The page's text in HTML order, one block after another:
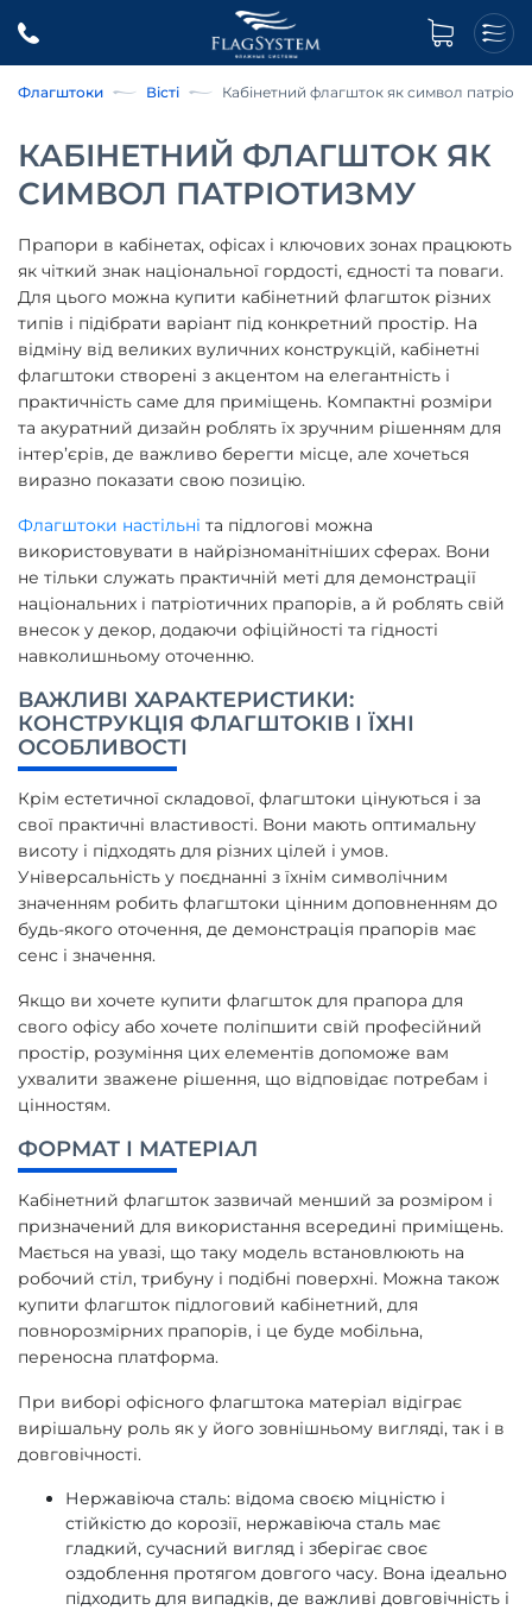
Флагштоки Вісті Кабінетний флагшток як символ
КАБІНЕТНИЙ ФЛАГШТОК ЯК
СИМВОЛ ПАТРІОТИЗМУ
Прапори в кабінетах, офісах і ключових зонах працюють
як чіткий знак національної гордості, єдності та поваги.
Для цього можна купити кабінетний флагшток різних
типів і підібрати варіант під конкретний простір. На
відміну від великих вуличних конструкцій, кабінетні
флагштоки створені з акцентом на елегантність і
практичність саме для приміщень. Компактні розміри
та акуратний дизайн роблять їх зручним рішенням для
інтер’єрів, де важливо берегти місце, але хочеться
виразно показати свою позицію.
Флагштоки настільні та підлогові можна
використовувати в найрізноманітніших сферах. Вони
не тільки служать практичній меті для демонстрації
національних і патріотичних прапорів, а й роблять свій
внесок у декор, додаючи офіційності та гідності
навколишньому оточенню.
ВАЖЛИВІ ХАРАКТЕРИСТИКИ:
КОНСТРУКЦІЯ ФЛАГШТОКІВ І ЇХНІ
ОСОБЛИВОСТІ
Крім естетичної складової, флагштоки цінуються і за
свої практичні властивості. Вони мають оптимальну
висоту і підходять для різних цілей і умов.
Універсальність у поєднанні з їхнім символічним
значенням робить флагштоки цінним доповненням до
будь-якого оточення, де демонстрація прапорів має
сенс і значення.
Якщо ви хочете купити флагшток для прапора для
свого офісу або хочете поліпшити свій професійний
простір, розуміння цих елементів допоможе вам
ухвалити зважене рішення, що відповідає потребам і
цінностям.
ФОРМАТ І МАТЕРІАЛ
Кабінетний флагшток зазвичай менший за розміром і
призначений для використання всередині приміщень.
Мається на увазі, що таку модель встановлюють на
робочий стіл, трибуну і подібні поверхні. Можна також
купити флагшток підлоговий кабінетний, для
повнорозмірних прапорів, і це буде мобільна,
переносна платформа.
При виборі офісного флагштока матеріал відіграє
вирішальну роль як у його зовнішньому вигляді, так і в
довговічності.
Нержавіюча сталь: відома своєю міцністю і
стійкістю до корозії, нержавіюча сталь має
гладкий, сучасний вигляд і зберігає своє
оздоблення протягом довгого часу. Вона ідеально
підходить для випадків, де важливі довговічність і